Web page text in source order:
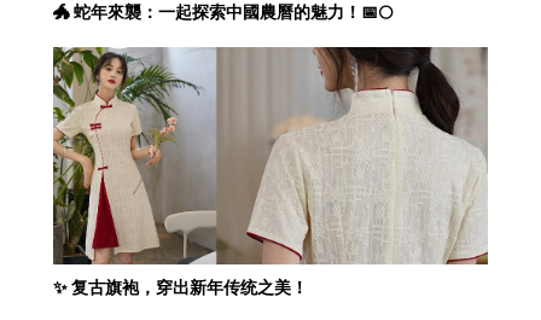
🐲 蛇年來襲：一起探索中國農曆的魅力！📅🌕
✨ 复古旗袍，穿出新年传统之美！